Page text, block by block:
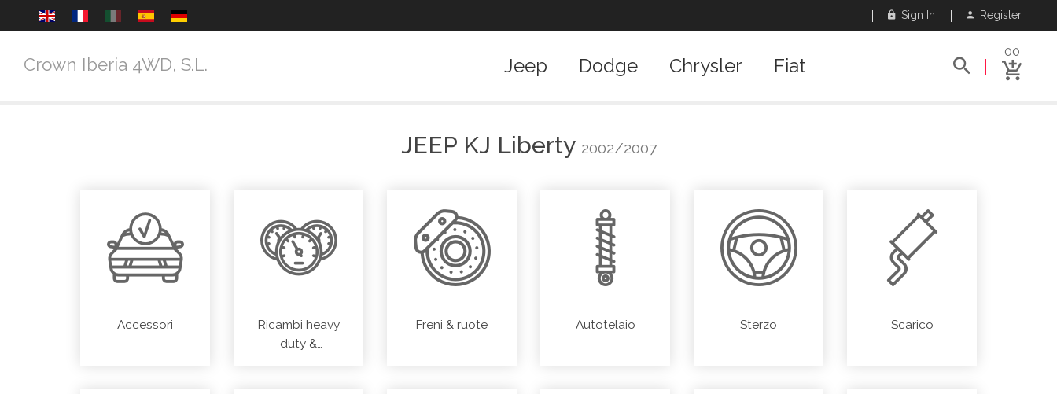
Sign In Register
Crown Iberia 4WD, S.L. Jeep Dodge Chrysler Fiat
00
JEEPKJ Liberty 2002/2007
Accessori
Ricambi heavy
duty &
Freni & ruote Autotelaio Sterzo Scarico